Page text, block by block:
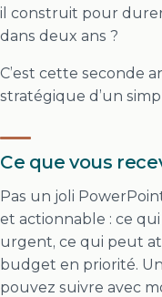
il construit pour
dans deux ans ?
C’est cette seconde
stratégique d’un
Ce que vous
Pas un joli
et actionnable : ce qui
urgent, ce qui peut
budget en priorité.
pouvez suivre avec